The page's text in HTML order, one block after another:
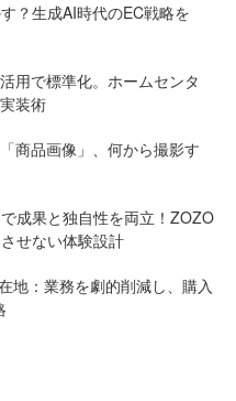
？生成AI時代のEC戦略を
用で標準化。ホームセンタ
装術
商品画像」、何から撮影す
成果と独自性を両立！ZOZO
せない体験設計
地：業務を劇的削減し、購入